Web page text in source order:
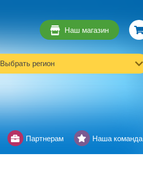
Наш магазин
Выбрать регион
Партнерам Наша команда